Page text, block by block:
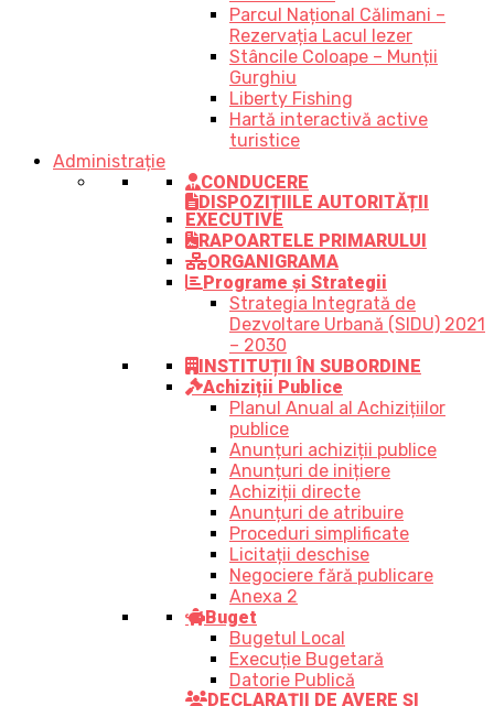
Parcul Național Călimani –
Rezervația Lacul Iezer
Stâncile Coloape – Munții
Gurghiu
Liberty Fishing
Hartă interactivă active
turistice
Administrație
CONDUCERE
DISPOZIȚIILE AUTORITĂȚII
EXECUTIVE
RAPOARTELE PRIMARULUI
ORGANIGRAMA
Programe și Strategii
Strategia Integrată de
Dezvoltare Urbană (SIDU) 2021
– 2030
INSTITUȚII ÎN SUBORDINE
Achiziții Publice
Planul Anual al Achizițiilor
publice
Anunțuri achiziții publice
Anunțuri de inițiere
Achiziții directe
Anunțuri de atribuire
Proceduri simplificate
Licitații deschise
Negociere fără publicare
Anexa 2
Buget
Bugetul Local
Execuție Bugetară
Datorie Publică
DECLARAȚII DE AVERE ȘI